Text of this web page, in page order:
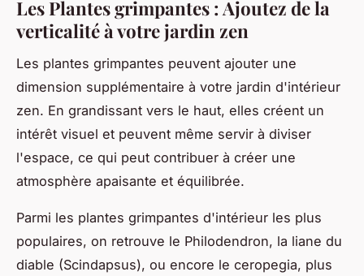
Les Plantes grimpantes : Ajoutez de la
verticalité à votre jardin zen
Les plantes grimpantes peuvent ajouter une
dimension supplémentaire à votre jardin d'intérieur
zen. En grandissant vers le haut, elles créent un
intérêt visuel et peuvent même servir à diviser
l'espace, ce qui peut contribuer à créer une
atmosphère apaisante et équilibrée.
Parmi les plantes grimpantes d'intérieur les plus
populaires, on retrouve le Philodendron, la liane du
diable (Scindapsus), ou encore le ceropegia, plus